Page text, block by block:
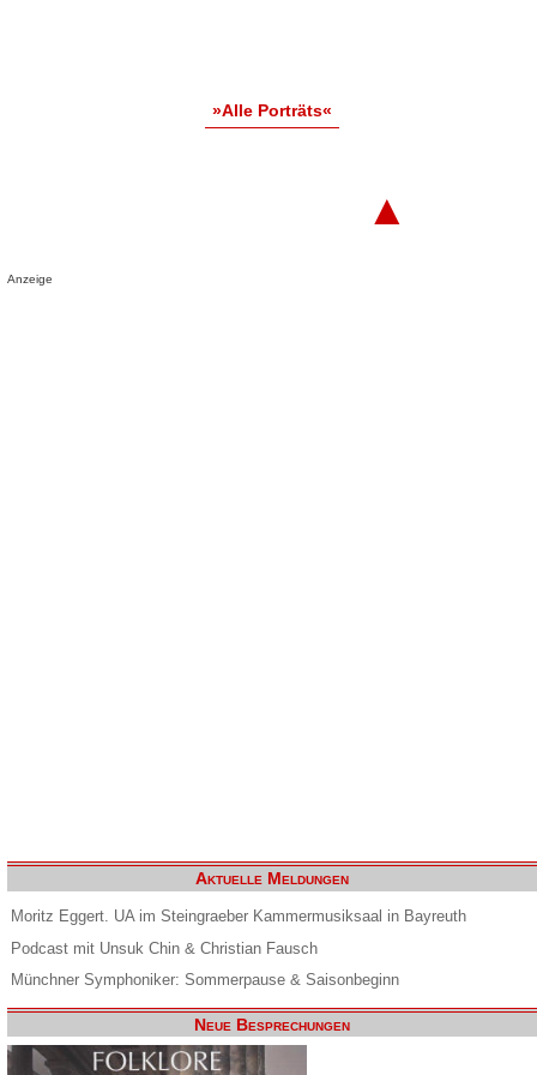
»Alle Porträts«
▲
Anzeige
Aktuelle Meldungen
Moritz Eggert. UA im Steingraeber Kammermusiksaal in Bayreuth
Podcast mit Unsuk Chin & Christian Fausch
Münchner Symphoniker: Sommerpause & Saisonbeginn
Neue Besprechungen